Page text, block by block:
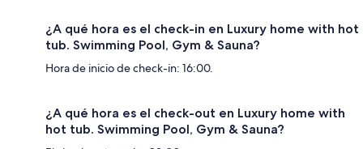
¿A qué hora es el check-in en Luxury home with hot
tub. Swimming Pool, Gym & Sauna?
Hora de inicio de check-in: 16:00.
¿A qué hora es el check-out en Luxury home with
hot tub. Swimming Pool, Gym & Sauna?